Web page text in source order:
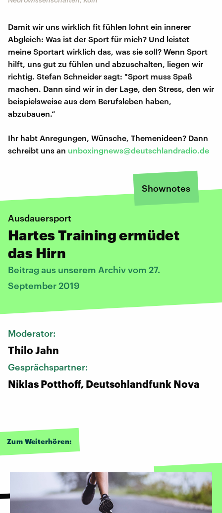
Damit wir uns wirklich fit fühlen lohnt ein innerer
Abgleich: Was ist der Sport für mich? Und leistet
meine Sportart wirklich das, was sie soll? Wenn Sport
hilft, uns gut zu fühlen und abzuschalten, liegen wir
richtig. Stefan Schneider sagt: "Sport muss Spaß
machen. Dann sind wir in der Lage, den Stress, den wir
beispielsweise aus dem Berufsleben haben,
abzubauen.“
Ihr habt Anregungen, Wünsche, Themenideen? Dann
schreibt uns an unboxingnews@deutschlandradio.de
Shownotes
Ausdauersport
Hartes Training ermüdet
das Hirn
Beitrag aus unserem Archiv vom 27.
September 2019
Moderator:
Thilo Jahn
Gesprächspartner:
Niklas Potthoff, Deutschlandfunk Nova
Zum Weiterhören: